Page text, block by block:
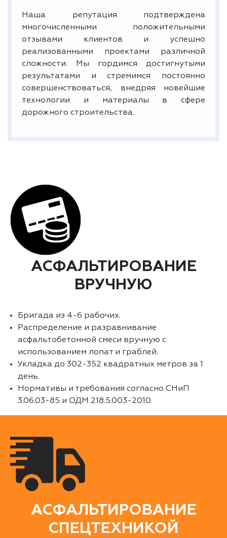
Наша репутация подтверждена
многочисленными положительными
отзывами клиентов и успешно
реализованными проектами различной
сложности. Мы гордимся достигнутыми
результатами и стремимся постоянно
совершенствоваться, внедряя новейшие
технологии и материалы в сфере
дорожного строительства.
АСФАЛЬТИРОВАНИЕ
ВРУЧНУЮ
Бригада из 4-6 рабочих.
Распределение и разравнивание
асфальтобетонной смеси вручную с
использованием лопат и граблей.
Укладка до 302-352 квадратных метров за 1
день.
Нормативы и требования согласно СНиП
3.06.03-85 и ОДМ 218.5.003-2010.
АСФАЛЬТИРОВАНИЕ
СПЕЦТЕХНИКОЙ